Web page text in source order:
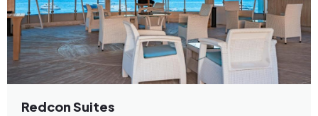
Redcon Suites